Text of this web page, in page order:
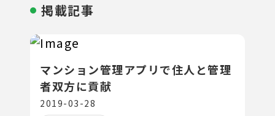
掲載記事
マンション管理アプリで住人と管理
者双方に貢献
2019-03-28